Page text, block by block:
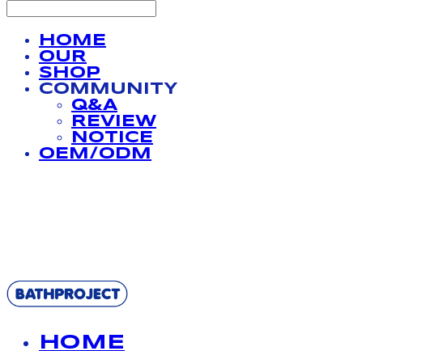
HOME
OUR
SHOP
COMMUNITY
Q&A
REVIEW
NOTICE
OEM/ODM
HOME